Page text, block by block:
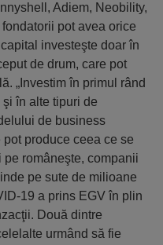
Adiem, Neobility,
pot avea orice
investeşte doar în
de drum, care pot
„Investim în primul rând
în alte tipuri de
de business
produce ceea ce se
pe româneşte, companii
pe sute de milioane
19 a prins EGV în plin
Două dintre
urmând să fie